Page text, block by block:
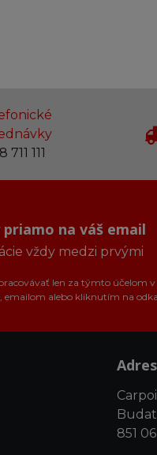
711 111
na váš email
vždy medzi prvými
len za týmto
emailom alebo kliknutím na
851